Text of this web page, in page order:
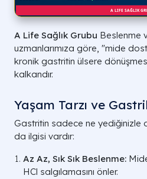
A Life Sağlık Grubu Beslenme
uzmanlarımıza göre, "mide
kronik gastritin ülsere
kalkandır.
Yaşam Tarzı ve
Gastritin sadece ne yediğinizle
da ilgisi vardır:
Az Az, Sık Sık Beslenme:
HCl salgılamasını önler.